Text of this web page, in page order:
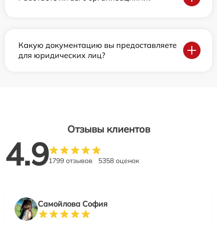
Какую документацию вы предоставляете
для юридических лиц?
Отзывы клиентов
4.91799 отзывов 5358 оценок
Самойлова София